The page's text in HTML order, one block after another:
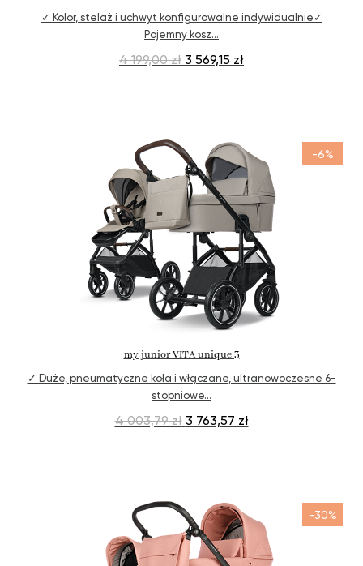
✓ Kolor, stelaż i uchwyt konfigurowalne indywidualnie✓
Pojemny kosz…
4 199,00 zł 3 569,15 zł
odkryj teraz
-6%
my junior VITA unique 3
✓ Duże, pneumatyczne koła i włączane, ultranowoczesne 6-
stopniowe…
4 003,79 zł 3 763,57 zł
-30%